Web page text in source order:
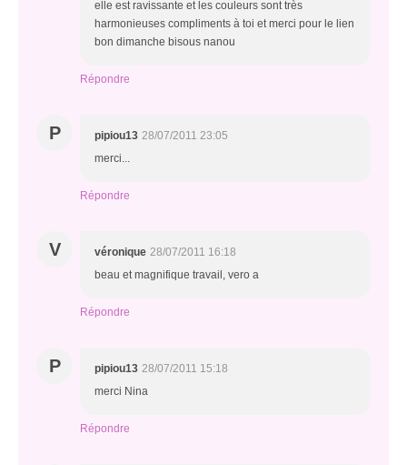
elle est ravissante et les couleurs sont très
harmonieuses compliments à toi et merci pour le lien
bon dimanche bisous nanou
Répondre
P pipiou13 28/07/2011 23:05
merci...
Répondre
V véronique 28/07/2011 16:18
beau et magnifique travail, vero a
Répondre
P pipiou13 28/07/2011 15:18
merci Nina
Répondre